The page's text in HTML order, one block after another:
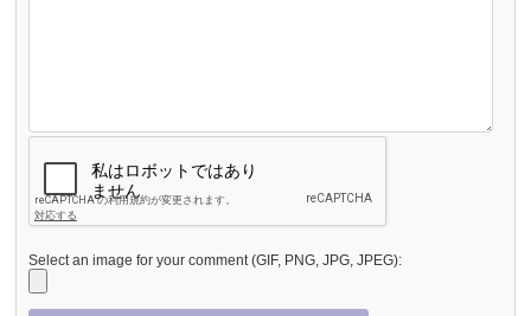
Select an image for your comment (GIF, PNG, JPG, JPEG):